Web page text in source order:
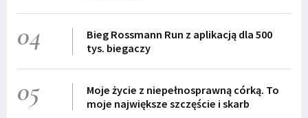
04
Bieg Rossmann Run z aplikacją dla 500
tys. biegaczy
05
Moje życie z niepełnosprawną córką. To
moje największe szczęście i skarb